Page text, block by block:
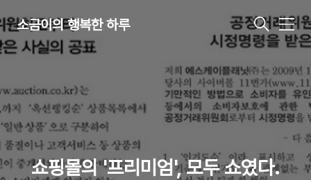
소금이의 행복한 하루
메
뉴
쇼핑몰의 '프리미엄', 모두 쇼였다.